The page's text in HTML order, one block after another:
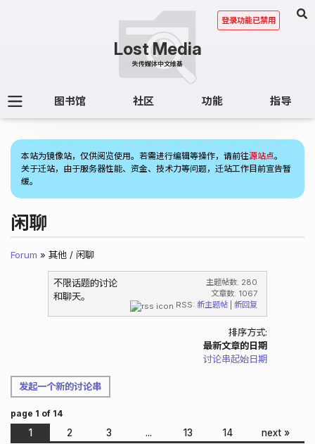
图书馆 社区 功能 指导
登录功能已禁用
本站为镜像站，仅供阅览使用。若需进行编辑等操作，请前往源站点。
关于迁站，由于服务器性能、资金、技术力等问题，迁站工作目前宣告暂
缓。
闲聊
Forum » 其他 / 闲聊
主题帖数: 280
文章数: 1067
RSS:新主题帖|新回复
不限话题的讨论
和聊天。
排序方式:
最新文章的日期
讨论串起始日期
发起一个新的讨论串
page 1 of 14
1 2 3 ... 13 14 next »